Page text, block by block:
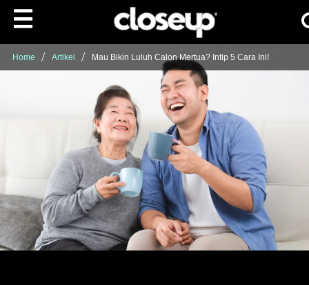
Skip to content
Home Artikel Mau Bikin Luluh Calon Mertua? Intip 5 Cara Ini!